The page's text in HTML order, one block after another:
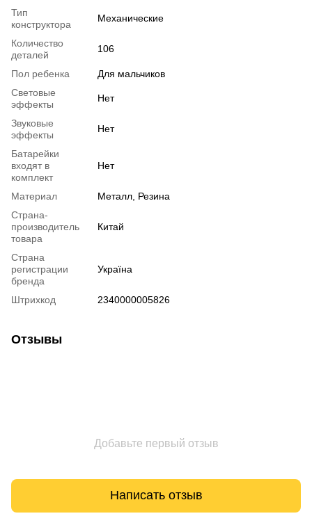
Тип
конструктора
Механические
Количество
деталей
106
Пол ребенка
Для мальчиков
Световые
эффекты
Нет
Звуковые
эффекты
Нет
Батарейки
входят в
комплект
Нет
Материал
Металл, Резина
Страна-
производитель
товара
Китай
Страна
регистрации
бренда
Україна
Штрихкод 2340000005826
Отзывы
Добавьте первый отзыв
Написать отзыв